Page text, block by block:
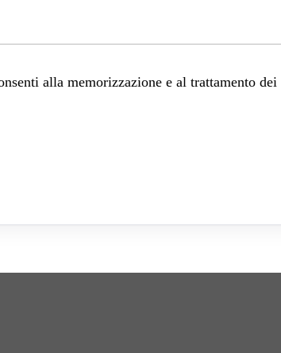
alla memorizzazione e al trattamento